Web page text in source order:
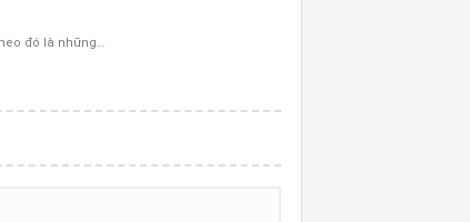
đó là những…